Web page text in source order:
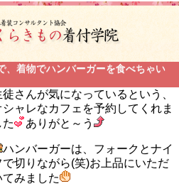
、着物でハンバーガーを食べちゃい
徒さんが気になっているという、
シャレなカフェを予約してくれま
た
ありがと～う
ハンバーガーは、フォークとナイ
で切りながら(笑)お上品にいただ
てみました